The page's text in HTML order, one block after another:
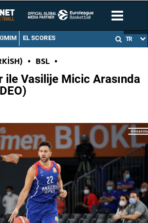
EL SCORES TR
• BSL •
ile Vasilije Micic Arasında